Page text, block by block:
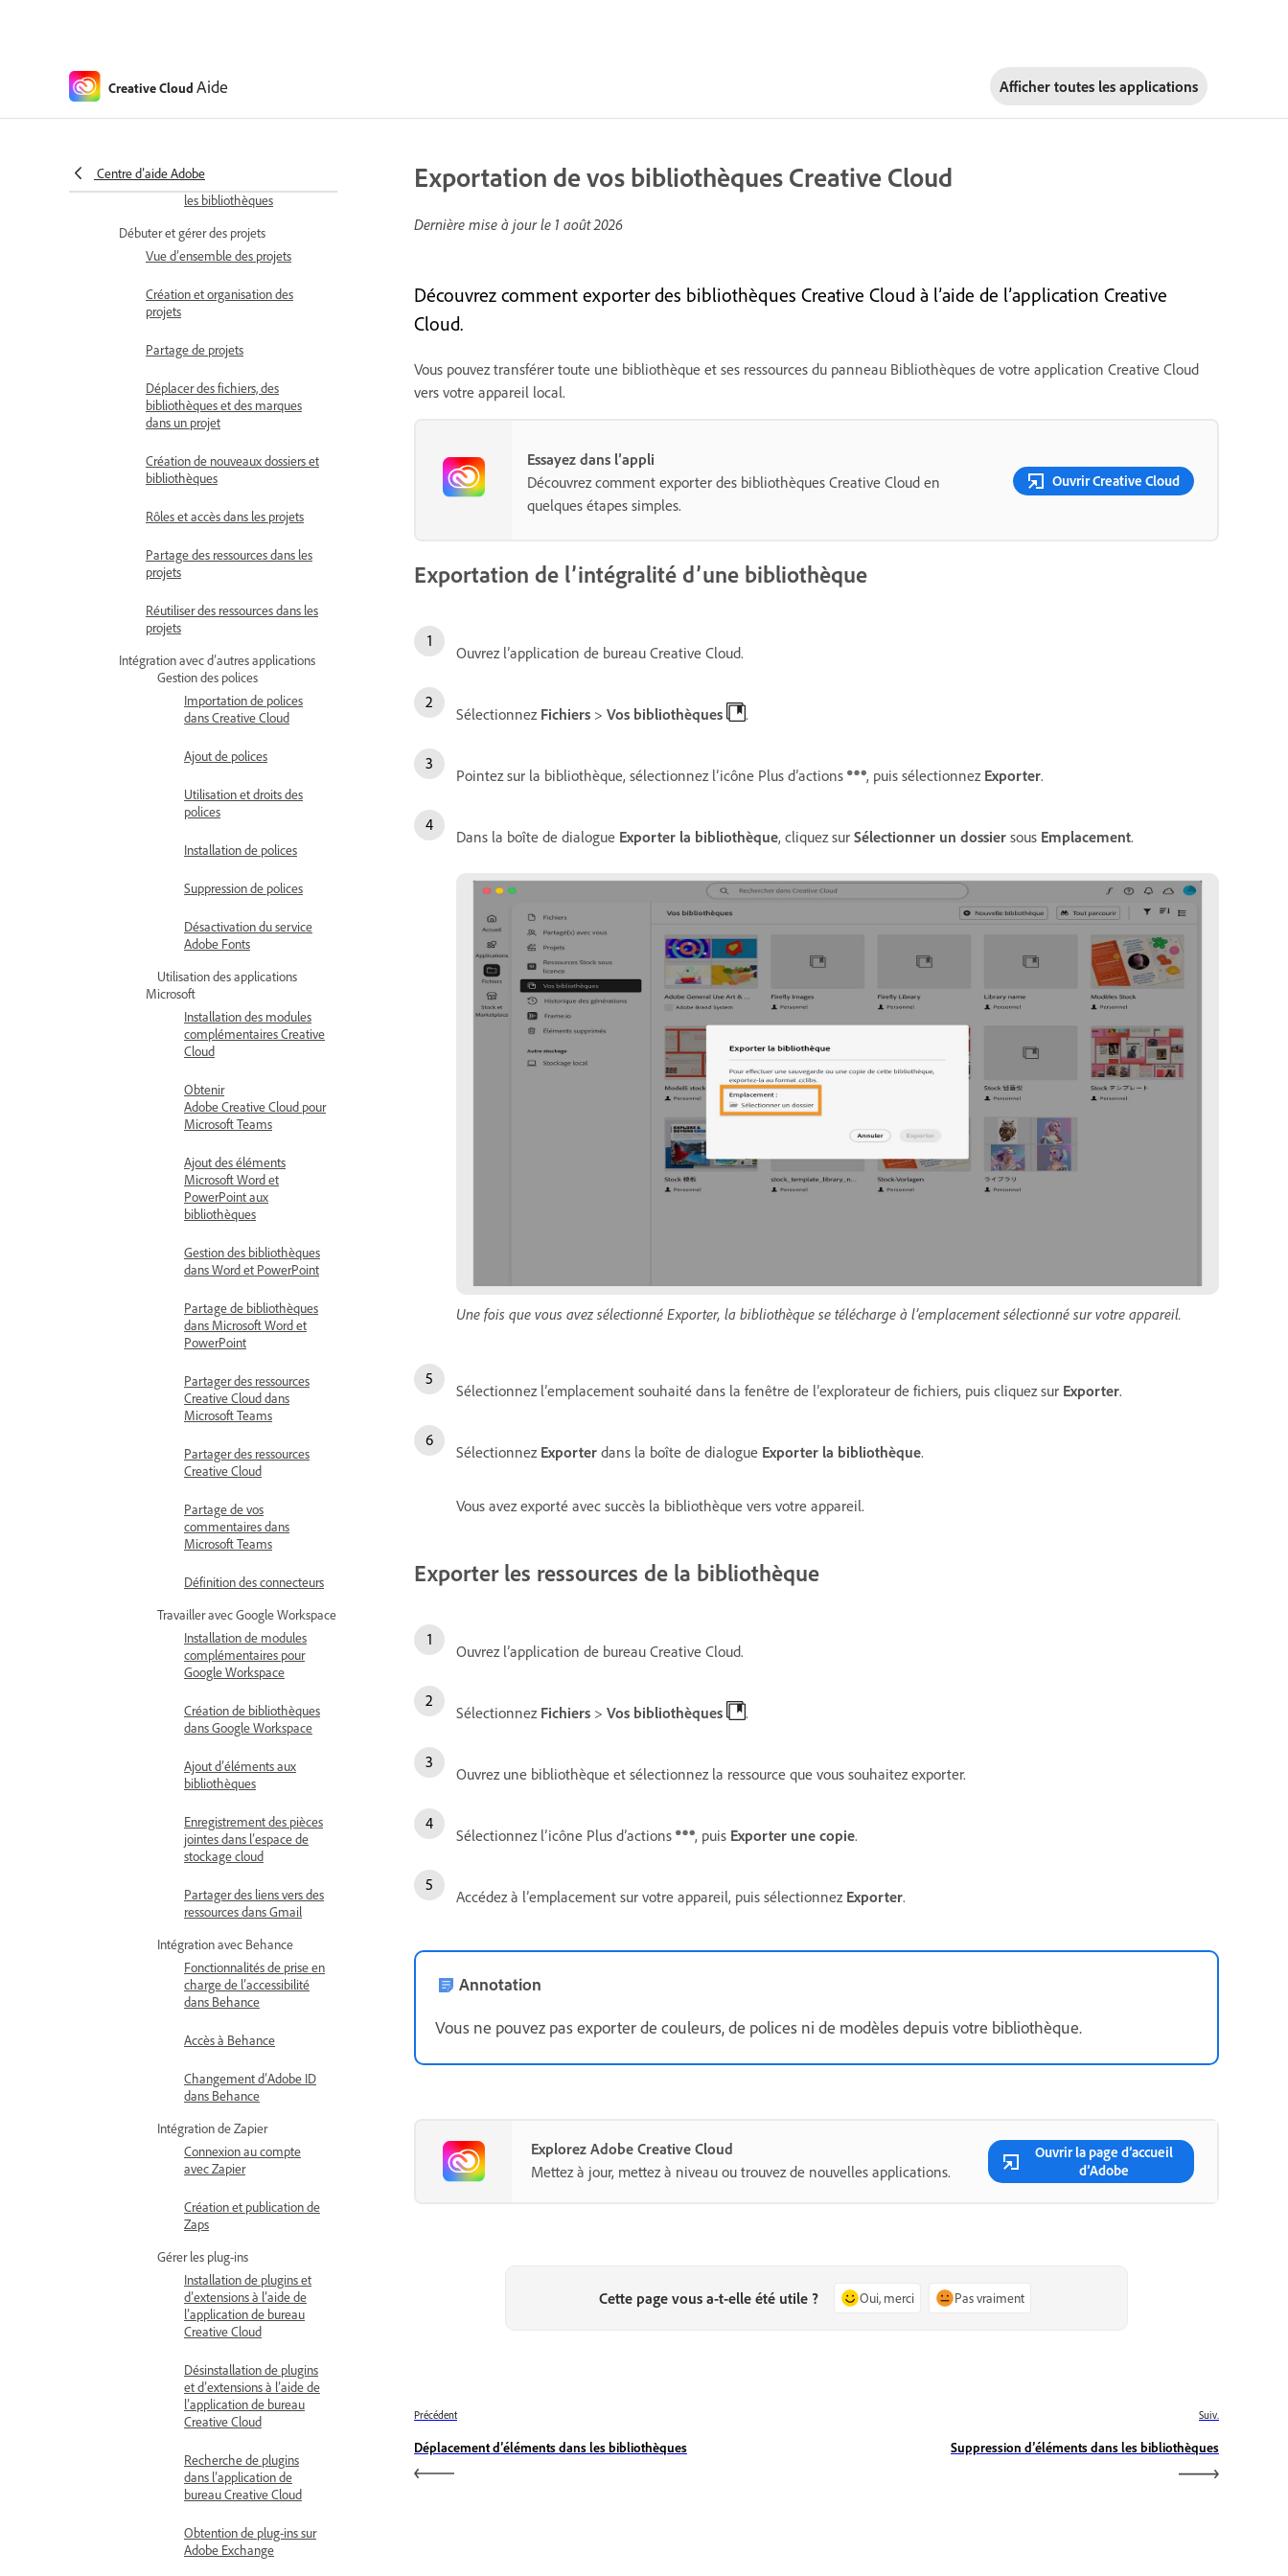
Creative Cloud Aide Afficher toutes les applications
Centre d’aide Adobe
dans les bibliothèques
Gestion des polices dans
les bibliothèques
Débuter et gérer des projets
Vue d’ensemble des projets
Création et organisation des
projets
Partage de projets
Déplacer des fichiers, des
bibliothèques et des marques
dans un projet
Création de nouveaux dossiers et
bibliothèques
Rôles et accès dans les projets
Partage des ressources dans les
projets
Réutiliser des ressources dans les
projets
Intégration avec d’autres applications
Gestion des polices
Importation de polices
dans Creative Cloud
Ajout de polices
Utilisation et droits des
polices
Installation de polices
Suppression de polices
Désactivation du service
Adobe Fonts
Utilisation des applications
Microsoft
Installation des modules
complémentaires Creative
Cloud
Obtenir
Adobe Creative Cloud pour
Microsoft Teams
Ajout des éléments
Microsoft Word et
PowerPoint aux
bibliothèques
Gestion des bibliothèques
dans Word et PowerPoint
Partage de bibliothèques
dans Microsoft Word et
PowerPoint
Partager des ressources
Creative Cloud dans
Microsoft Teams
Partager des ressources
Creative Cloud
Partage de vos
commentaires dans
Microsoft Teams
Définition des connecteurs
Travailler avec Google Workspace
Installation de modules
complémentaires pour
Google Workspace
Création de bibliothèques
dans Google Workspace
Ajout d’éléments aux
bibliothèques
Enregistrement des pièces
jointes dans l’espace de
stockage cloud
Partager des liens vers des
ressources dans Gmail
Intégration avec Behance
Fonctionnalités de prise en
charge de l’accessibilité
dans Behance
Accès à Behance
Changement d’Adobe ID
dans Behance
Intégration de Zapier
Connexion au compte
avec Zapier
Création et publication de
Zaps
Gérer les plug-ins
Installation de plugins et
d’extensions à l’aide de
l’application de bureau
Creative Cloud
Désinstallation de plugins
et d’extensions à l’aide de
l’application de bureau
Creative Cloud
Recherche de plugins
dans l’application de
bureau Creative Cloud
Obtention de plug-ins sur
Adobe Exchange
Exportation de vos bibliothèques Creative Cloud
Dernière mise à jour le 1 août 2026
Découvrez comment exporter des bibliothèques Creative Cloud à l’aide de l’application Creative
Cloud.
Vous pouvez transférer toute une bibliothèque et ses ressources du panneau Bibliothèques de votre application Creative Cloud
vers votre appareil local.
Essayez dans l’appli
Découvrez comment exporter des bibliothèques Creative Cloud en
quelques étapes simples.
Ouvrir Creative Cloud
Exportation de l’intégralité d’une bibliothèque
Ouvrez l’application de bureau Creative Cloud.
Sélectionnez Fichiers > Vos bibliothèques .
Pointez sur la bibliothèque, sélectionnez l’icône Plus d’actions , puis sélectionnez Exporter.
Dans la boîte de dialogue Exporter la bibliothèque, cliquez sur Sélectionner un dossier sous Emplacement.
Une fois que vous avez sélectionné Exporter, la bibliothèque se télécharge à l’emplacement sélectionné sur votre appareil.
Sélectionnez l’emplacement souhaité dans la fenêtre de l’explorateur de fichiers, puis cliquez sur Exporter.
Sélectionnez Exporter dans la boîte de dialogue Exporter la bibliothèque.
Vous avez exporté avec succès la bibliothèque vers votre appareil.
Exporter les ressources de la bibliothèque
Ouvrez l’application de bureau Creative Cloud.
Sélectionnez Fichiers > Vos bibliothèques .
Ouvrez une bibliothèque et sélectionnez la ressource que vous souhaitez exporter.
Sélectionnez l’icône Plus d’actions , puis Exporter une copie.
Accédez à l’emplacement sur votre appareil, puis sélectionnez Exporter.
Annotation
Vous ne pouvez pas exporter de couleurs, de polices ni de modèles depuis votre bibliothèque.
Explorez Adobe Creative Cloud
Mettez à jour, mettez à niveau ou trouvez de nouvelles applications.
Ouvrir la page d’accueil
d’Adobe
Cette page vous a-t-elle été utile ? Oui, merci Pas vraiment
Précédent
Déplacement d’éléments dans les bibliothèques
Suiv.
Suppression d’éléments dans les bibliothèques